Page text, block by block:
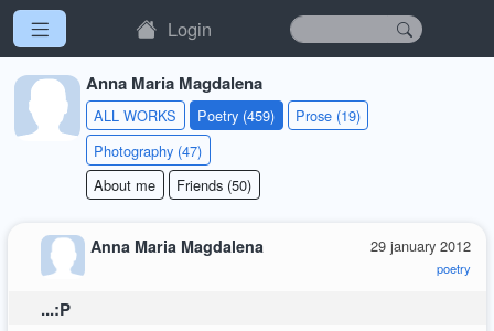
Login
Anna Maria Magdalena
ALL WORKS Poetry (459)
Prose (19)
Photography (47)
About me
Friends (50)
29 january 2012
poetry
Anna Maria Magdalena
...:P